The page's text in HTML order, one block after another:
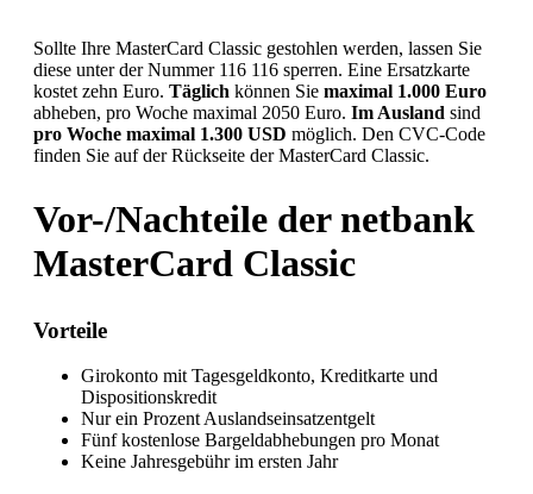
Sollte Ihre MasterCard Classic gestohlen werden, lassen Sie
diese unter der Nummer 116 116 sperren. Eine Ersatzkarte
kostet zehn Euro. Täglich können Sie maximal 1.000 Euro
abheben, pro Woche maximal 2050 Euro. Im Ausland sind
pro Woche maximal 1.300 USD möglich. Den CVC-Code
finden Sie auf der Rückseite der MasterCard Classic.
Vor-/Nachteile der netbank
MasterCard Classic
Vorteile
Girokonto mit Tagesgeldkonto, Kreditkarte und
Dispositionskredit
Nur ein Prozent Auslandseinsatzentgelt
Fünf kostenlose Bargeldabhebungen pro Monat
Keine Jahresgebühr im ersten Jahr